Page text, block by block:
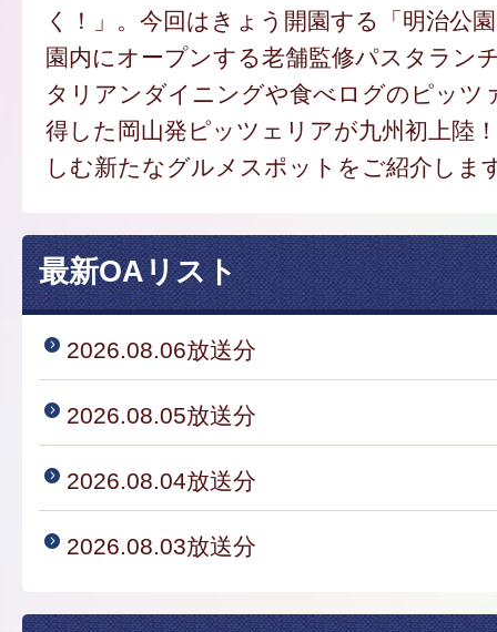
く！」。今回はきょう開園する「明治公
園内にオープンする老舗監修パスタラン
タリアンダイニングや食べログのピッツ
得した岡山発ピッツェリアが九州初上陸
しむ新たなグルメスポットをご紹介しま
最新OAリスト
2026.08.06放送分
2026.08.05放送分
2026.08.04放送分
2026.08.03放送分